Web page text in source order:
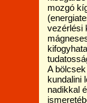
mozgó
vezérlési
A
kundalini
nadikkal